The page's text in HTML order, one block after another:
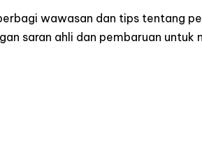
wawasan dan tips tentang
saran ahli dan pembaruan